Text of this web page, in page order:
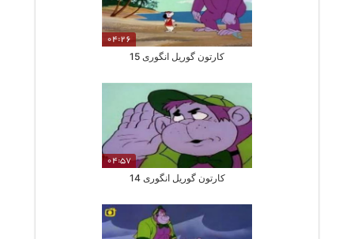
04:26
کارتون گوریل انگوری 15
04:57
کارتون گوریل انگوری 14